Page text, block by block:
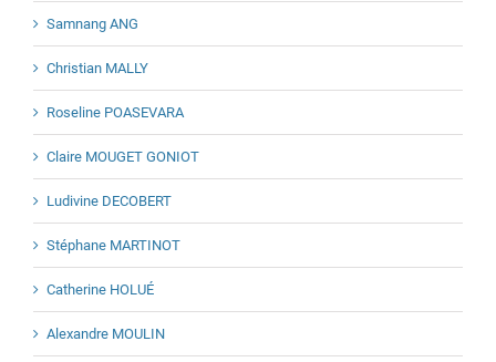
Samnang ANG
Christian MALLY
Roseline POASEVARA
Claire MOUGET GONIOT
Ludivine DECOBERT
Stéphane MARTINOT
Catherine HOLUÉ
Alexandre MOULIN